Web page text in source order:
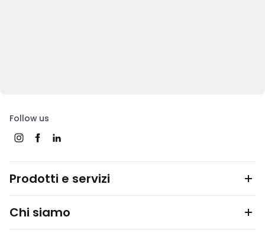
Follow us
Prodotti e servizi
Chi siamo